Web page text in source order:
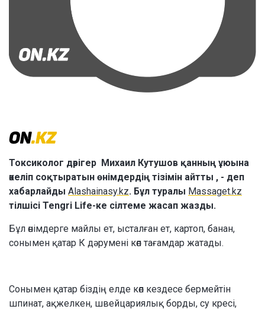
Токсиколог дәрігер Михаил Кутушов қанның ұюына
әкеліп соқтыратын өнімдердің тізімін айтты , - деп
хабарлайды Alashainasy.kz. Бұл туралы Massaget.kz
тілшісі Tengri Life-ке сілтеме жасап жазды.
Бұл өнімдерге майлы ет, ысталған ет, картоп, банан,
сонымен қатар К дәрумені көп тағамдар жатады.
Сонымен қатар біздің елде көп кездесе бермейтін
шпинат, ақжелкен, швейцариялық борды, су кресі,